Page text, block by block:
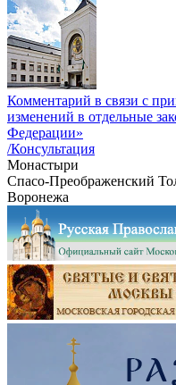
Комментарий в связи с
изменений в отдельные
Федерации»
/Консультация
Монастыри
Спасо-Преображенский
Воронежа